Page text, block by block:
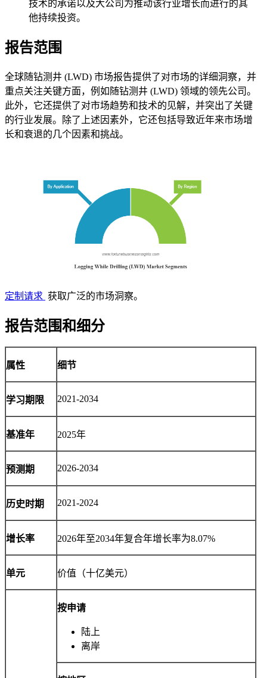
技术的承诺以及大公司为推动该行业增长而进行的其
他持续投资。
报告范围
全球随钻测井 (LWD) 市场报告提供了对市场的详细洞察，并
重点关注关键方面，例如随钻测井 (LWD) 领域的领先公司。
此外，它还提供了对市场趋势和技术的见解，并突出了关键
的行业发展。除了上述因素外，它还包括导致近年来市场增
长和衰退的几个因素和挑战。
定制请求 获取广泛的市场洞察。
报告范围和细分
属性 细节
学习期限 2021-2034
基准年 2025年
预测期 2026-2034
历史时期 2021-2024
增长率 2026年至2034年复合年增长率为8.07%
单元 价值（十亿美元）
按申请
陆上
离岸